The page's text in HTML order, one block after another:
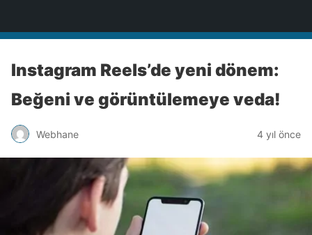
Instagram Reels’de yeni dönem:
Beğeni ve görüntülemeye veda!
Webhane 4 yıl önce